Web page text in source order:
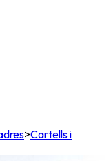
>Cartells i